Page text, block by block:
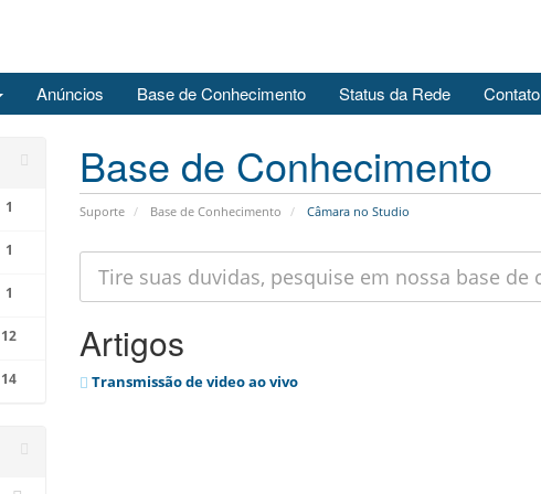
Anúncios Base de Conhecimento Status da Rede Contato
Base de Conhecimento
Suporte Base de Conhecimento Câmara no Studio
1
1
1
12
14
Artigos
Transmissão de video ao vivo